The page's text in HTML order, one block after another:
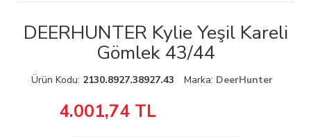
DEERHUNTER Kylie Yeşil Kareli
Gömlek 43/44
Ürün Kodu: 2130.8927.38927.43 Marka: DeerHunter
4.001,74TL